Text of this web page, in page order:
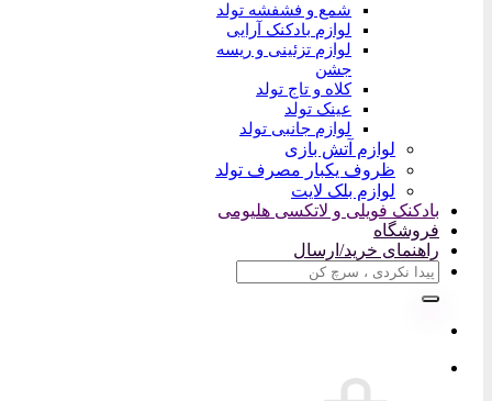
شمع و فشفشه تولد
لوازم بادکنک آرایی
لوازم تزئینی و ریسه
جشن
کلاه و تاج تولد
عینک تولد
لوازم جانبی تولد
لوازم آتش بازی
ظروف یکبار مصرف تولد
لوازم بلک لایت
بادکنک فویلی و لاتکسی هلیومی
فروشگاه
راهنمای خرید/ارسال
جستجو